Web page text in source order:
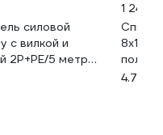
силовой
с вилкой и
2P+PE/5 метров
10А/2,2кВт IP44
1 247 ₽
8x12
PU
4.7